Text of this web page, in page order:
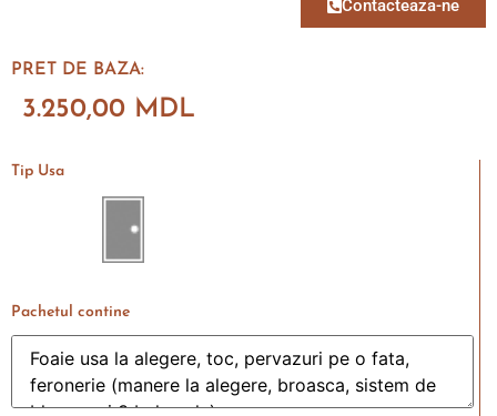
Contacteaza-ne
PRET DE BAZA:
3.250,00 MDL
Tip Usa
Pachetul contine